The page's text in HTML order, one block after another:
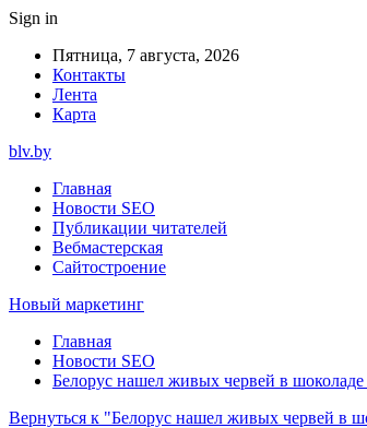
Sign in
Пятница, 7 августа, 2026
Контакты
Лента
Карта
blv.by
Главная
Новости SEO
Публикации читателей
Вебмастерская
Сайтостроение
Новый маркетинг
Главная
Новости SEO
Белорус нашел живых червей в
Вернуться к "Белорус нашел живых червей в